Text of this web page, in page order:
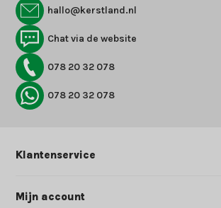
hallo@kerstland.nl
Chat via de website
078 20 32 078
078 20 32 078
Klantenservice
Mijn account